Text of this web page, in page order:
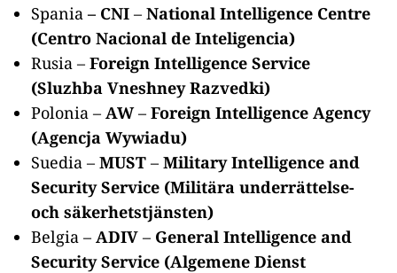
Spania – CNI – National Intelligence Centre
(Centro Nacional de Inteligencia)
Rusia – Foreign Intelligence Service
(Sluzhba Vneshney Razvedki)
Polonia – AW– Foreign Intelligence Agency
(Agencja Wywiadu)
Suedia – MUST – Military Intelligence and
Security Service (Militära underrättelse-
och säkerhetstjänsten)
Belgia – ADIV – General Intelligence and
Security Service (Algemene Dienst